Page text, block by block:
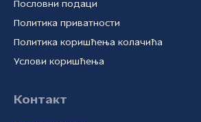
Пословни подаци
Политика приватности
Политика коришћења колачића
Услови коришћења
Контакт